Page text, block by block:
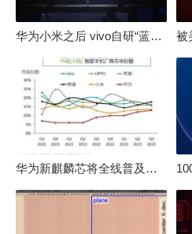
华为小米之后 vivo自研“蓝河”操作系统重磅发布
华为新麒麟芯将全线普及！高中低端全面采用 改写竞争格局